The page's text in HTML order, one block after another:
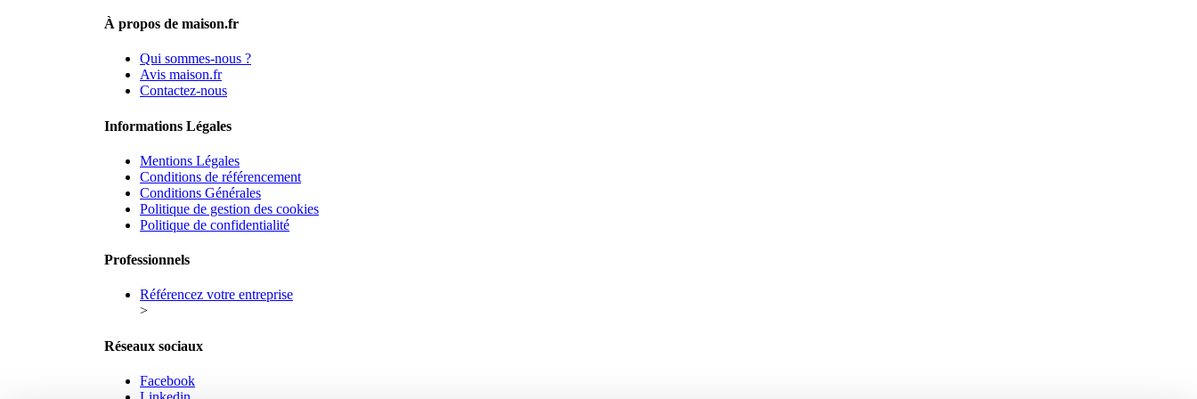
À propos de maison.fr
Qui sommes-nous ?
Avis maison.fr
Contactez-nous
Informations Légales
Mentions Légales
Conditions de référencement
Conditions Générales
Politique de gestion des cookies
Politique de confidentialité
Professionnels
Référencez votre entreprise
>
Réseaux sociaux
Facebook